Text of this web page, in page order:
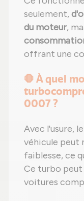
seulement,
du moteur,
offrant une
🛑 À quel
0007 ?
Avec l'usure,
véhicule peut
faiblesse, ce
Ce turbo
voitures